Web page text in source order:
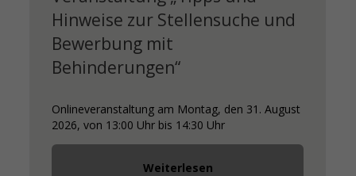
Hinweise zur Stellensuche und
Bewerbung mit
Behinderungen“
Onlineveranstaltung am Montag, den 31. August
2026, von 13:00 Uhr bis 14:30 Uhr
Weiterlesen